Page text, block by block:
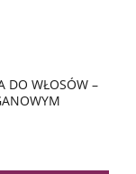
DO WŁOSÓW –